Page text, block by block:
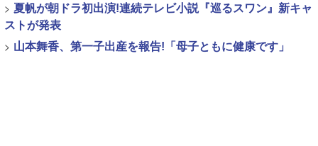
> 夏帆が朝ドラ初出演!連続テレビ小説『巡るスワン』新キャ
ストが発表
> 山本舞香、第一子出産を報告!「母子ともに健康です」